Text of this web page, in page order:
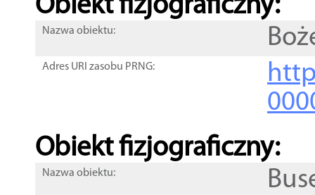
Obiekt fizjograficzny:
Nazwa obiektu:
Adres URI zasobu PRNG:
Obiekt fizjograficzny:
Nazwa obiektu: